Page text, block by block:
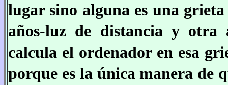
lugar sino alguna es una
años-luz de distancia y otra
calcula el ordenador en esa
porque es la única manera de